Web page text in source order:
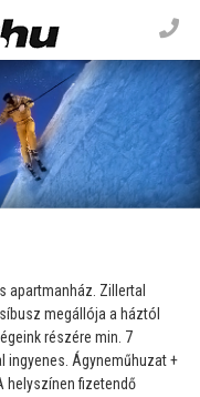
apartmanház. Zillertal
megállója a háztól
részére min. 7
Ágyneműhuzat +
helyszínen fizetendő